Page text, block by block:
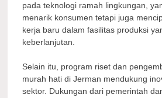
pada teknologi ramah lingkungan,
menarik konsumen tetapi juga
kerja baru dalam fasilitas produksi
keberlanjutan.
Selain itu, program riset dan
murah hati di Jerman mendukung
sektor. Dukungan dari pemerintah